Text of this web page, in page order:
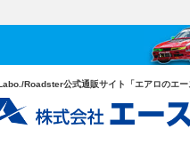
Roadster公式通販サイト「エアロのエー